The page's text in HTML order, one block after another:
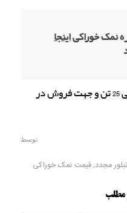
نمک خوراکیاینجا
حداقل فروش جهت موارد صادراتی 25 تن و جهت فروش در
توسط
مجدد,قیمت نمک خوراکی
مطلب